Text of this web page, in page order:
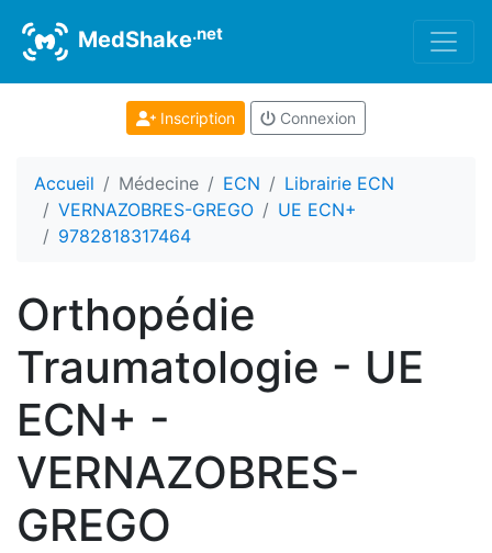
MedShake.net
Inscription Connexion
Accueil Médecine ECN
Librairie ECN
VERNAZOBRES-GREGO
UE ECN+
9782818317464
Orthopédie
Traumatologie - UE
ECN+ -
VERNAZOBRES-
GREGO